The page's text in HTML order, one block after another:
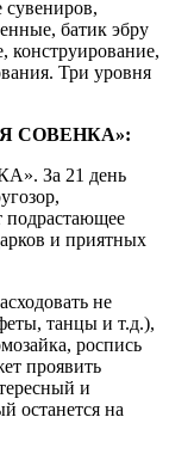
батик эбру
конструирование,
Три уровня
СОВЕНКА»:
За 21 день
подрастающее
и приятных
не
танцы и т.д.),
роспись
проявить
и
останется на